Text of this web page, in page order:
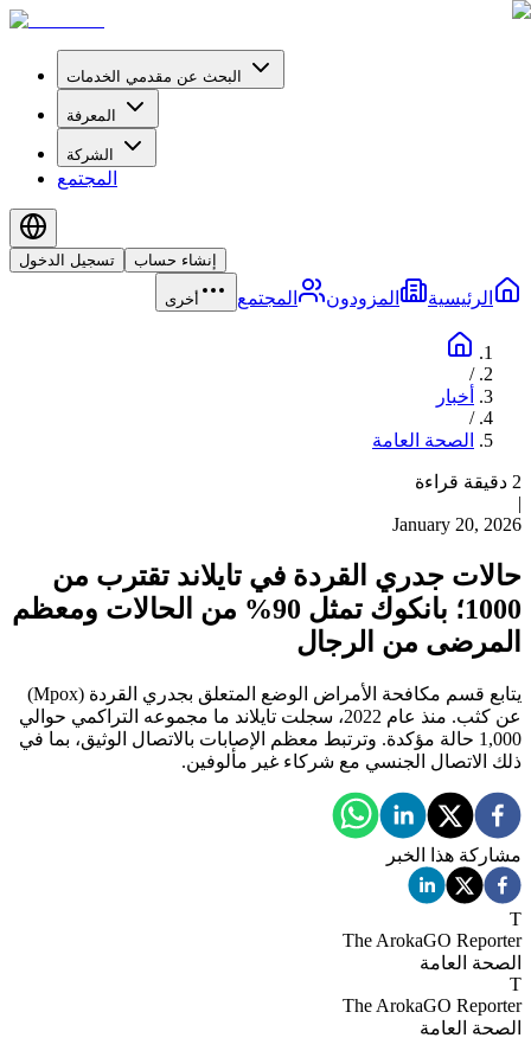
البحث عن مقدمي الخدمات
المعرفة
الشركة
المجتمع
تسجيل الدخول إنشاء حساب
الرئيسية المزودون المجتمع أخرى
/
أخبار
/
الصحة العامة
2 دقيقة قراءة
|
January 20, 2026
حالات جدري القردة في تايلاند تقترب من
1000؛ بانكوك تمثل 90% من الحالات ومعظم
المرضى من الرجال
يتابع قسم مكافحة الأمراض الوضع المتعلق بجدري القردة (Mpox)
عن كثب. منذ عام 2022، سجلت تايلاند ما مجموعه التراكمي حوالي
1,000 حالة مؤكدة. وترتبط معظم الإصابات بالاتصال الوثيق، بما في
ذلك الاتصال الجنسي مع شركاء غير مألوفين.
مشاركة هذا الخبر
T
The ArokaGO Reporter
الصحة العامة
T
The ArokaGO Reporter
الصحة العامة